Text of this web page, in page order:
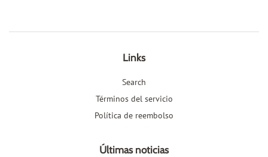
Links
Search
Términos del servicio
Política de reembolso
Últimas noticias